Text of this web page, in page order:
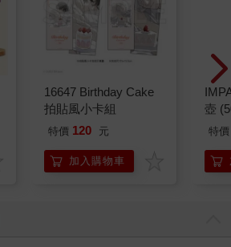
16647 Birthday Cake
拍貼風小卡組
特價 120 元
加入購物車
壺
特價